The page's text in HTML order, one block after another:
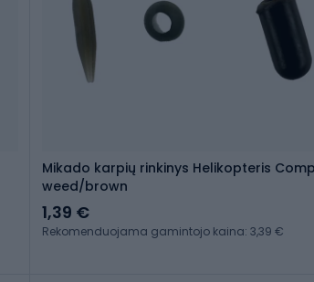
Mikado karpių rinkinys Helikopteris
weed/brown
1,39 €
Rekomenduojama gamintojo kaina: 3,39 €